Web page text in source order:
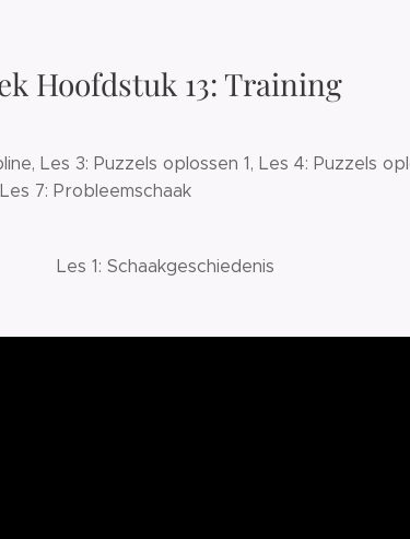
Hoofdstuk 13: Training
Les 3: Puzzels oplossen 1, Les 4: Puzzels
7: Probleemschaak
Les 1: Schaakgeschiedenis